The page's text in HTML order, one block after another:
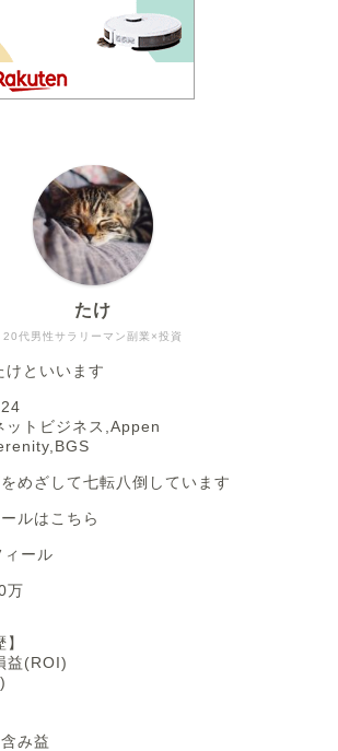
20代男性サラリーマン副業×投資
たけ
けといいます
トビジネス,Appen
めざして七転八倒しています
ルはこちら
ィール
万
益(ROI)
み益